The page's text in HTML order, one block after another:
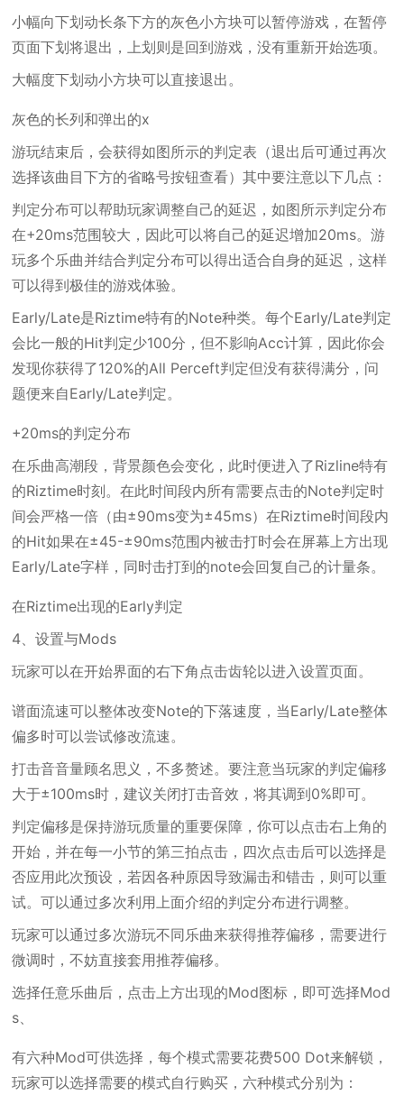
小幅向下划动长条下方的灰色小方块可以暂停游戏，在暂停
页面下划将退出，上划则是回到游戏，没有重新开始选项。
大幅度下划动小方块可以直接退出。
灰色的长列和弹出的x
游玩结束后，会获得如图所示的判定表（退出后可通过再次
选择该曲目下方的省略号按钮查看）其中要注意以下几点：
判定分布可以帮助玩家调整自己的延迟，如图所示判定分布
在+20ms范围较大，因此可以将自己的延迟增加20ms。游
玩多个乐曲并结合判定分布可以得出适合自身的延迟，这样
可以得到极佳的游戏体验。
Early/Late是Riztime特有的Note种类。每个Early/Late判定
会比一般的Hit判定少100分，但不影响Acc计算，因此你会
发现你获得了120%的All Perceft判定但没有获得满分，问
题便来自Early/Late判定。
+20ms的判定分布
在乐曲高潮段，背景颜色会变化，此时便进入了Rizline特有
的Riztime时刻。在此时间段内所有需要点击的Note判定时
间会严格一倍（由±90ms变为±45ms）在Riztime时间段内
的Hit如果在±45-±90ms范围内被击打时会在屏幕上方出现
Early/Late字样，同时击打到的note会回复自己的计量条。
在Riztime出现的Early判定
4、设置与Mods
玩家可以在开始界面的右下角点击齿轮以进入设置页面。
谱面流速可以整体改变Note的下落速度，当Early/Late整体
偏多时可以尝试修改流速。
打击音音量顾名思义，不多赘述。要注意当玩家的判定偏移
大于±100ms时，建议关闭打击音效，将其调到0%即可。
判定偏移是保持游玩质量的重要保障，你可以点击右上角的
开始，并在每一小节的第三拍点击，四次点击后可以选择是
否应用此次预设，若因各种原因导致漏击和错击，则可以重
试。可以通过多次利用上面介绍的判定分布进行调整。
玩家可以通过多次游玩不同乐曲来获得推荐偏移，需要进行
微调时，不妨直接套用推荐偏移。
选择任意乐曲后，点击上方出现的Mod图标，即可选择Mod
s、
有六种Mod可供选择，每个模式需要花费500 Dot来解锁，
玩家可以选择需要的模式自行购买，六种模式分别为：